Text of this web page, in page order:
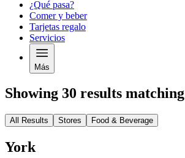
¿Qué pasa?
Comer y beber
Tarjetas regalo
Servicios
Más
Showing 30 results matching
All Results Stores Food & Beverage
York